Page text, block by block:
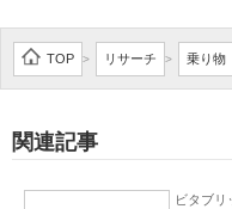
TOP > リサーチ > 乗り物
関連記事
ビタブリ